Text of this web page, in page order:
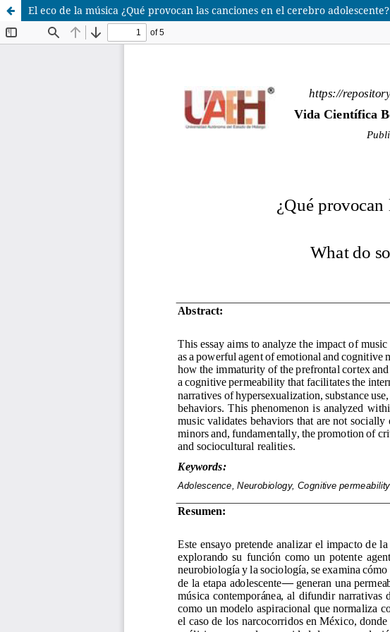
El eco de la música ¿Qué provocan las canciones en el cerebro adolescente?